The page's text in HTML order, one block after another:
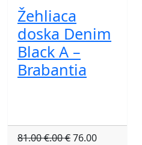
Žehliaca
doska Denim
Black A –
Brabantia
81.00 €.00 €76.00